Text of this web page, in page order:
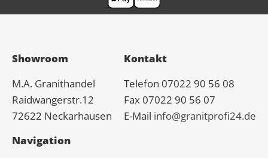
Showroom
M.A. Granithandel
Raidwangerstr.12
72622 Neckarhausen
Kontakt
Telefon 07022 90 56 08
Fax 07022 90 56 07
E-Mail info@granitprofi24.de
Navigation